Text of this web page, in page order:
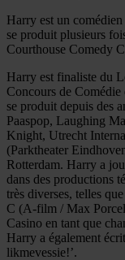
Harry est un
se produit plusieurs
Courthouse Comedy
Harry est finaliste du
Concours de
se produit depuis des
Paaspop, Laughing
Knight, Utrecht
(Parktheater
Rotterdam. Harry a
dans des productions
très diverses, telles
C (A-film / Max
Casino en tant que
Harry a également
likmevessie!’.